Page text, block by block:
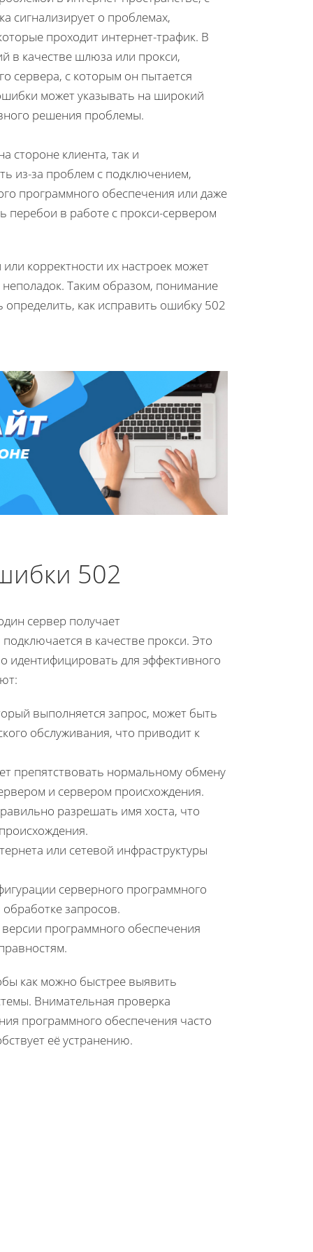
сигнализирует о проблемах,
проходит интернет-трафик. В
в качестве шлюза или прокси,
сервера, с которым он пытается
может указывать на широкий
решения проблемы.
стороне клиента, так и
из-за проблем с подключением,
программного обеспечения или даже
перебои в работе с прокси-сервером
корректности их настроек может
Таким образом, понимание
как исправить ошибку 502
502
сервер получает
в качестве прокси. Это
идентифицировать для эффективного
выполняется запрос, может быть
обслуживания, что приводит к
препятствовать нормальному обмену
и сервером происхождения.
разрешать имя хоста, что
или сетевой инфраструктуры
серверного программного
запросов.
программного обеспечения
как можно быстрее выявить
Внимательная проверка
программного обеспечения часто
её устранению.